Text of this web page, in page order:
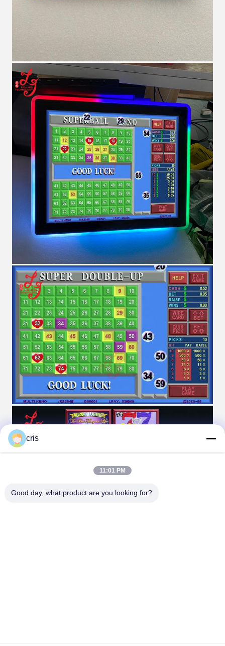
cris
11:01 PM
Good day, what product are you looking for?